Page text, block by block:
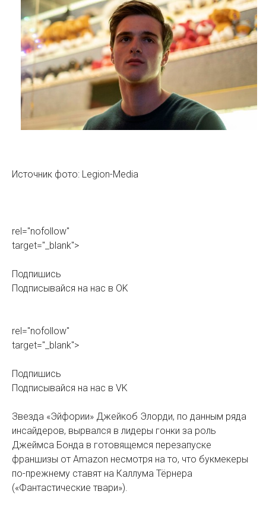
Источник фото: Legion-Media
rel="nofollow"
target="_blank">
Подпишись
Подписывайся на нас в OK
rel="nofollow"
target="_blank">
Подпишись
Подписывайся на нас в VK
Звезда «Эйфории» Джейкоб Элорди, по данным ряда
инсайдеров, вырвался в лидеры гонки за роль
Джеймса Бонда в готовящемся перезапуске
франшизы от Amazon несмотря на то, что букмекеры
по-прежнему ставят на Каллума Тёрнера
(«Фантастические твари»).